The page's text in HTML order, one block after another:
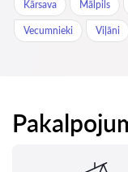
Kārsava Mālpils
Vecumnieki Viļāni